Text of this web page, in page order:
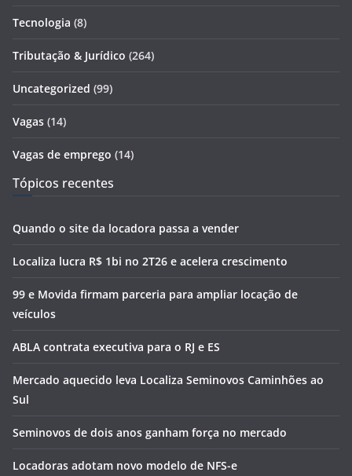
Tecnologia (8)
Tributação & Jurídico (264)
Uncategorized (99)
Vagas (14)
Vagas de emprego (14)
Tópicos recentes
Quando o site da locadora passa a vender
Localiza lucra R$ 1bi no 2T26 e acelera crescimento
99 e Movida firmam parceria para ampliar locação de
veículos
ABLA contrata executiva para o RJ e ES
Mercado aquecido leva Localiza Seminovos Caminhões ao
Sul
Seminovos de dois anos ganham força no mercado
Locadoras adotam novo modelo de NFS-e